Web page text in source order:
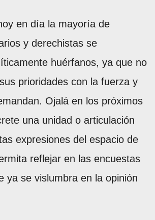
en día la mayoría de
y derechistas se
huérfanos, ya que no
prioridades con la fuerza y
Ojalá en los próximos
una unidad o articulación
expresiones del espacio de
reflejar en las encuestas
ya se vislumbra en la opinión